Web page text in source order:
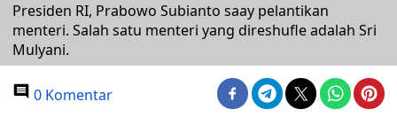
Presiden RI, Prabowo Subianto saay pelantikan
menteri. Salah satu menteri yang direshufle adalah Sri
Mulyani.
0 Komentar